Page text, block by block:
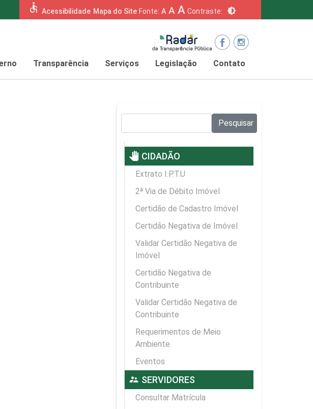
accessible Acessibilidade Mapa do Site Fonte: A A A Contraste: brightness_6
Transparência Serviços Legislação Contato
Pesquisar
pan_tool CIDADÃO
Extrato I.P.T.U
2ª Via de Débito Imóvel
Certidão de Cadastro Imóvel
Certidão Negativa de Imóvel
Validar Certidão Negativa de
Imóvel
Certidão Negativa de
Contribuinte
Validar Certidão Negativa de
Contribuinte
Requerimentos de Meio
Ambiente
Eventos
supervisor_account SERVIDORES
Consultar Matrícula